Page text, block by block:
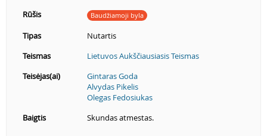
Rūšis
Baudžiamoji byla
Tipas
Nutartis
Teismas
Lietuvos Aukščiausiasis Teismas
Teisėjas(ai)
Gintaras Goda
Alvydas Pikelis
Olegas Fedosiukas
Baigtis
Skundas atmestas.